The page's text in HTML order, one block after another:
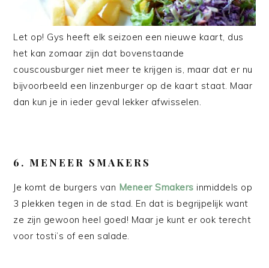
Let op! Gys heeft elk seizoen een nieuwe kaart, dus
het kan zomaar zijn dat bovenstaande
couscousburger niet meer te krijgen is, maar dat er nu
bijvoorbeeld een linzenburger op de kaart staat. Maar
dan kun je in ieder geval lekker afwisselen.
6. MENEER SMAKERS
Je komt de burgers van Meneer Smakers inmiddels op
3 plekken tegen in de stad. En dat is begrijpelijk want
ze zijn gewoon heel goed! Maar je kunt er ook terecht
voor tosti’s of een salade.